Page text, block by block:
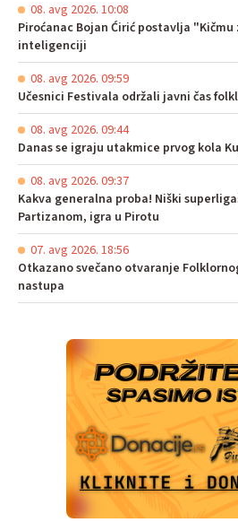
08. avg 2026. 10:08
Piroćanac Bojan Ćirić postavlja
inteligenciji
08. avg 2026. 09:59
Učesnici Festivala održali javni čas
08. avg 2026. 09:44
Danas se igraju utakmice prvog kola
08. avg 2026. 09:37
Kakva generalna proba! Niški
Partizanom, igra u Pirotu
07. avg 2026. 18:56
Otkazano svečano otvaranje
nastupa